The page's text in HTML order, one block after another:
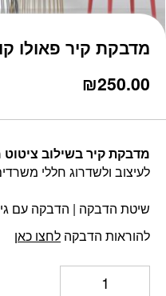
מדבקת קיר פאולו
₪250.00
מדבקת קיר בשילוב
לעיצוב ולשדרוג חללי
שיטת הדבקה | הדבקה עם
להוראות הדבקה לחצו כאן
כמות מדבקת קיר פאולו קואלו